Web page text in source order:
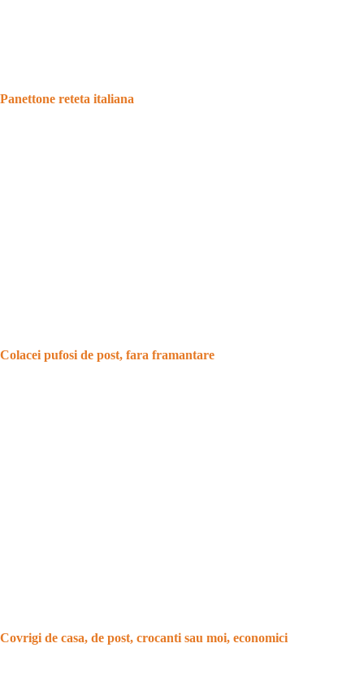
Panettone reteta italiana
Colacei pufosi de post, fara framantare
Covrigi de casa, de post, crocanti sau moi, economici